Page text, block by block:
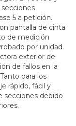
secciones
5 a petición.
pantalla de cinta
de medición
por unidad.
exterior de
de fallos en la
para los
rápido, fácil y
secciones debido